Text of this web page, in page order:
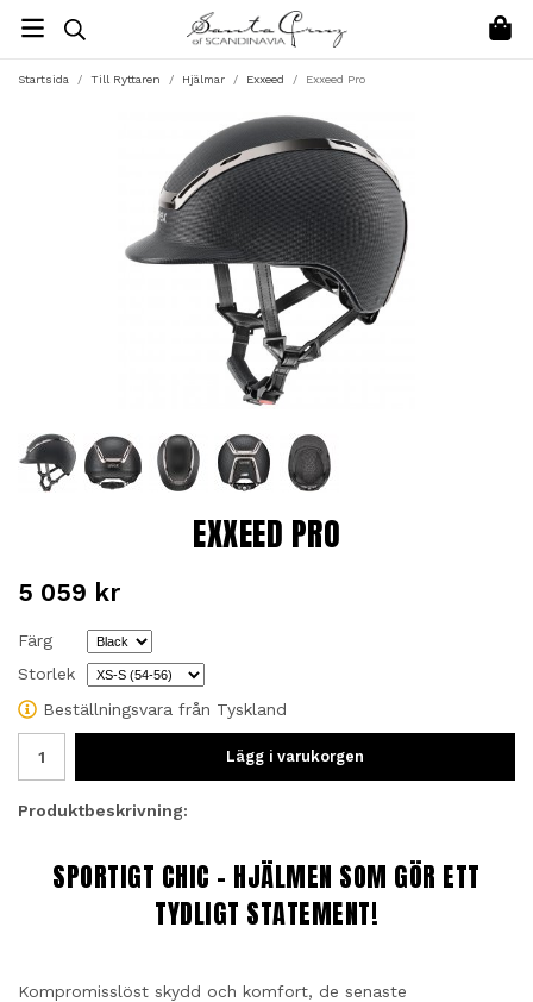
Startsida / Till Ryttaren / Hjälmar / Exxeed / Exxeed Pro
EXXEED PRO
5 059 kr
Färg
Storlek
Beställningsvara från Tyskland
Lägg i varukorgen
Produktbeskrivning:
SPORTIGT CHIC – HJÄLMEN SOM GÖR ETT
TYDLIGT STATEMENT!
Kompromisslöst skydd och komfort, de senaste